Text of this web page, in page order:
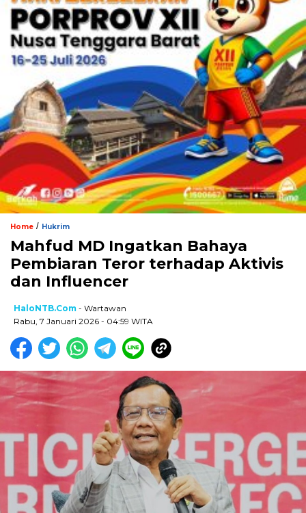
Home / Hukrim
Mahfud MD Ingatkan Bahaya
Pembiaran Teror terhadap Aktivis
dan Influencer
HaloNTB.com - Wartawan
Rabu, 7 Januari 2026 - 04:59 WITA